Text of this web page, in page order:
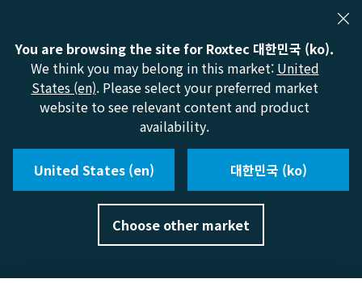
You are browsing the site for Roxtec 대한민국 (ko).
We think you may belong in this market: United
States (en). Please select your preferred market
website to see relevant content and product
availability.
United States (en) 대한민국 (ko)
Choose other market